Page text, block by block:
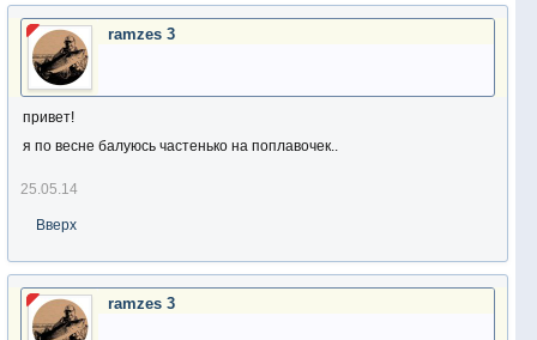
ramzes 3
привет!
я по весне балуюсь частенько на поплавочек..
25.05.14
Вверх
ramzes 3